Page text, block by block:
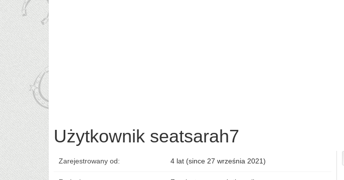
Użytkownik seatsarah7
Zarejestrowany od: 4 lat (since 27 września 2021)